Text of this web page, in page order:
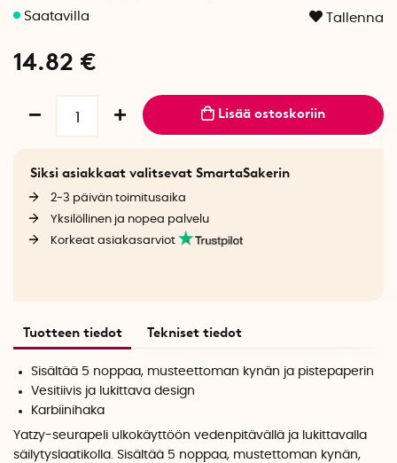
Tallenna
14.82 €
Lisää ostoskoriin
Siksi asiakkaat valitsevat SmartaSakerin
2-3 päivän toimitusaika
Yksilöllinen ja nopea palvelu
Korkeat asiakasarviot
Tuotteen tiedot Tekniset tiedot
Sisältää 5 noppaa, musteettoman kynän ja pistepaperin
Vesitiivis ja lukittava design
Karbiinihaka
Yatzy-seurapeli ulkokäyttöön vedenpitävällä ja lukittavalla
säilytyslaatikolla. Sisältää 5 noppaa, mustettoman kynän,